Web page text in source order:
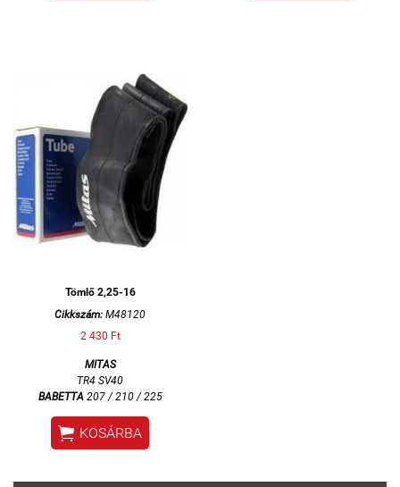
Tömlő 2,25-16
Cikkszám: M48120
2 430 Ft
MITAS
TR4 SV40
BABETTA 207 / 210 / 225
 KOSÁRBA